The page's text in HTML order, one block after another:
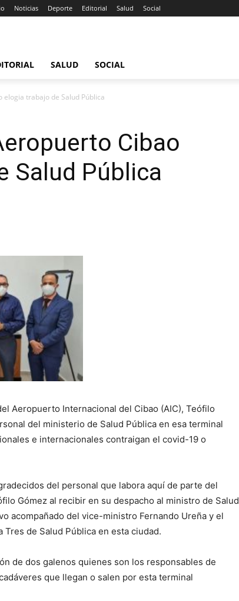
Noticias Deporte Editorial Salud Social
SALUD SOCIAL
trabajo de Salud Pública
Cibao
Salud Pública
Aeropuerto Internacional del Cibao (AIC), Teófilo
del ministerio de Salud Pública en esa terminal
e internacionales contraigan el covid-19 o
del personal que labora aquí de parte del
Gómez al recibir en su despacho al ministro de Salud
acompañado del vice-ministro Fernando Ureña y el
de Salud Pública en esta ciudad.
de dos galenos quienes son los responsables de
que llegan o salen por esta terminal